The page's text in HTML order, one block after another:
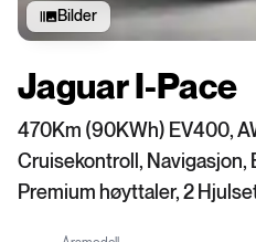
Bilder
Jaguar I-Pace
470Km (90KWh) EV400,
Cruisekontroll, Navigasjon,
Premium høyttaler, 2